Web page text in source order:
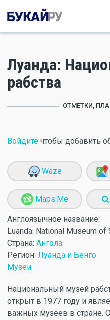
Луанда:
рабства
ОТМЕТКИ,
Войдите чтобы добавить
Waze
Maps.Me
Англоязычное название:
Luanda: National Museum of
Страна: Ангола
Регион: Луанда и Бенго
Музеи
Национальный музей
открыт в 1977 году и
важных музеев в стране.